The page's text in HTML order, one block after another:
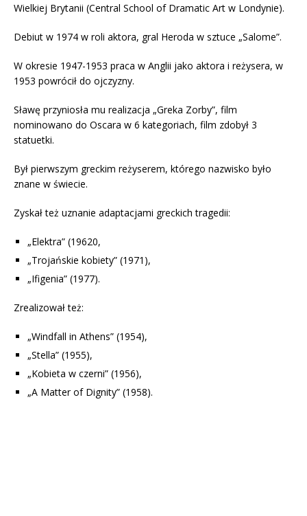
Wielkiej Brytanii (Central School of Dramatic Art w Londynie).
Debiut w 1974 w roli aktora, gral Heroda w sztuce „Salome”.
W okresie 1947-1953 praca w Anglii jako aktora i reżysera, w
1953 powrócił do ojczyzny.
Sławę przyniosła mu realizacja „Greka Zorby”, film
nominowano do Oscara w 6 kategoriach, film zdobył 3
statuetki.
Był pierwszym greckim reżyserem, którego nazwisko było
znane w świecie.
Zyskał też uznanie adaptacjami greckich tragedii:
„Elektra” (19620,
„Trojańskie kobiety” (1971),
„Ifigenia” (1977).
Zrealizował też:
„Windfall in Athens” (1954),
„Stella” (1955),
„Kobieta w czerni” (1956),
„A Matter of Dignity” (1958).